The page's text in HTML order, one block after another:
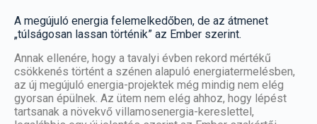
A megújuló energia felemelkedőben, de az átmenet
„túlságosan lassan történik” az Ember szerint.
Annak ellenére, hogy a tavalyi évben rekord mértékű
csökkenés történt a szénen alapuló energiatermelésben,
az új megújuló energia-projektek még mindig nem elég
gyorsan épülnek. Az ütem nem elég ahhoz, hogy lépést
tartsanak a növekvő villamosenergia-kereslettel,